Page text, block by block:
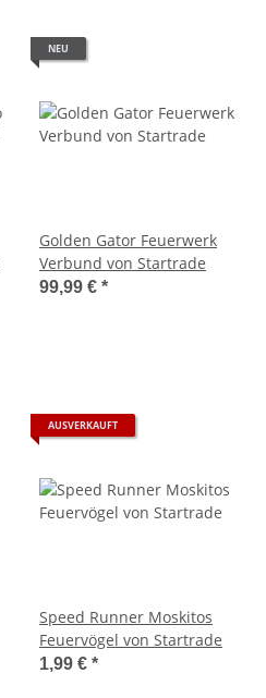
NEU
Golden Gator Feuerwerk
Verbund von Startrade
99,99 € *
AUSVERKAUFT
Speed Runner Moskitos
Feuervögel von Startrade
1,99 € *